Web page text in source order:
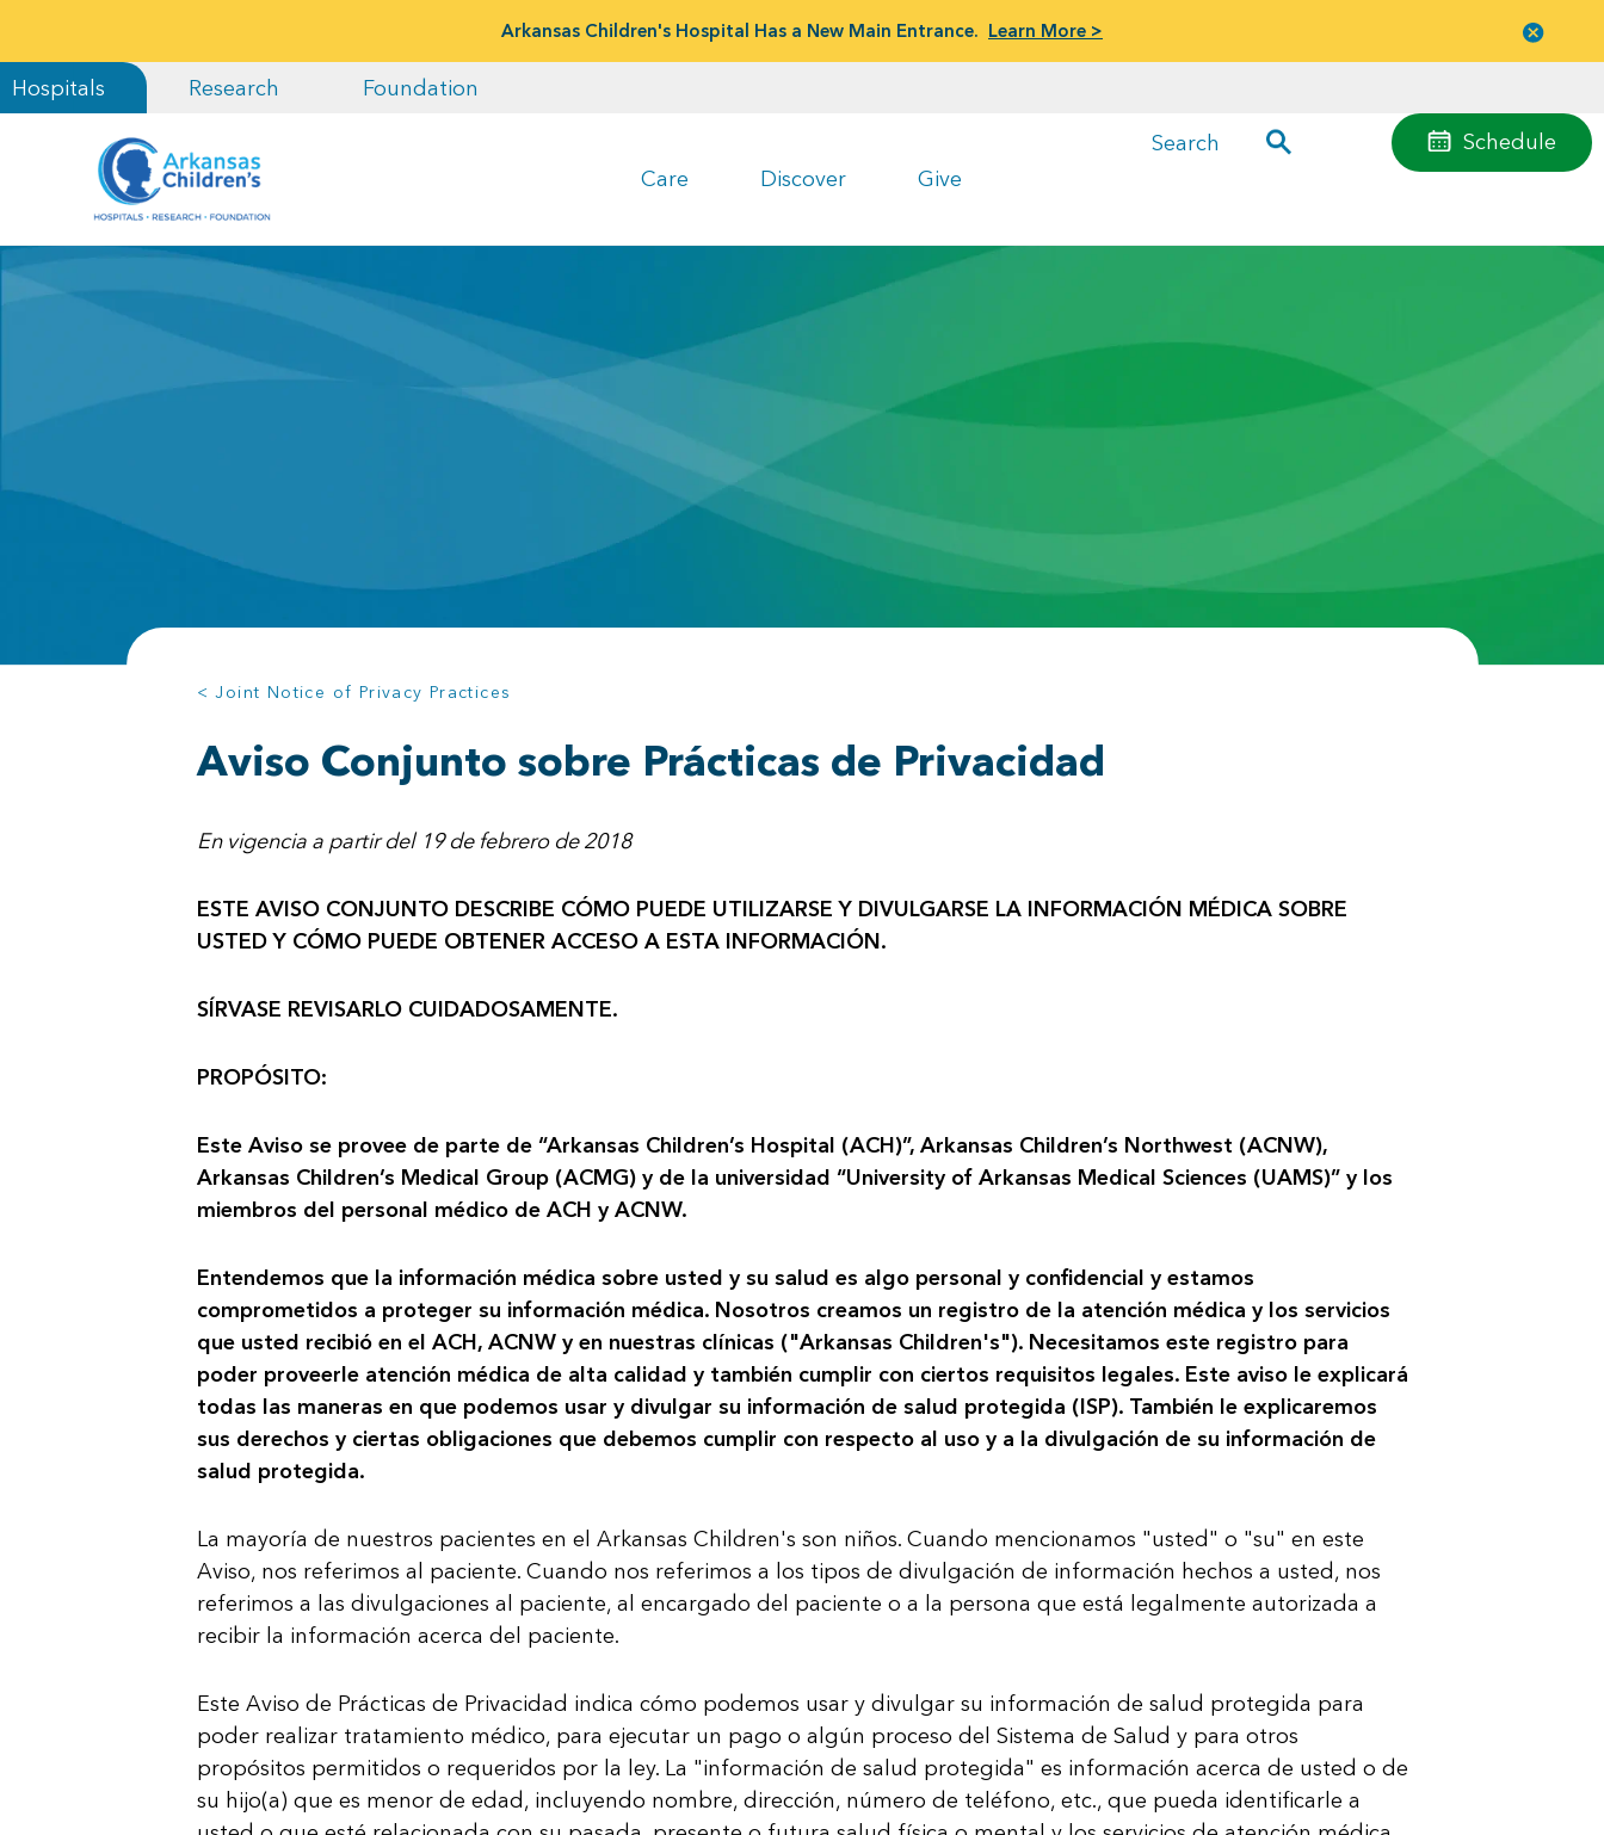
Arkansas Children's Hospital Has a New Main Entrance. Learn More >
Hospitals Research Foundation
Care Discover Give
Schedule
Search
menu
< Joint Notice of Privacy Practices
Aviso Conjunto sobre Prácticas de Privacidad
En vigencia a partir del 19 de febrero de 2018
ESTE AVISO CONJUNTO DESCRIBE CÓMO PUEDE UTILIZARSE Y DIVULGARSE LA INFORMACIÓN MÉDICA SOBRE
USTED Y CÓMO PUEDE OBTENER ACCESO A ESTA INFORMACIÓN.
SÍRVASE REVISARLO CUIDADOSAMENTE.
PROPÓSITO:
Este Aviso se provee de parte de “Arkansas Children’s Hospital (ACH)”, Arkansas Children’s Northwest (ACNW),
Arkansas Children’s Medical Group (ACMG) y de la universidad “University of Arkansas Medical Sciences (UAMS)” y los
miembros del personal médico de ACH y ACNW.
Entendemos que la información médica sobre usted y su salud es algo personal y confidencial y estamos
comprometidos a proteger su información médica. Nosotros creamos un registro de la atención médica y los servicios
que usted recibió en el ACH, ACNW y en nuestras clínicas ("Arkansas Children's"). Necesitamos este registro para
poder proveerle atención médica de alta calidad y también cumplir con ciertos requisitos legales. Este aviso le explicará
todas las maneras en que podemos usar y divulgar su información de salud protegida (ISP). También le explicaremos
sus derechos y ciertas obligaciones que debemos cumplir con respecto al uso y a la divulgación de su información de
salud protegida.
La mayoría de nuestros pacientes en el Arkansas Children's son niños. Cuando mencionamos "usted" o "su" en este
Aviso, nos referimos al paciente. Cuando nos referimos a los tipos de divulgación de información hechos a usted, nos
referimos a las divulgaciones al paciente, al encargado del paciente o a la persona que está legalmente autorizada a
recibir la información acerca del paciente.
Este Aviso de Prácticas de Privacidad indica cómo podemos usar y divulgar su información de salud protegida para
poder realizar tratamiento médico, para ejecutar un pago o algún proceso del Sistema de Salud y para otros
propósitos permitidos o requeridos por la ley. La "información de salud protegida" es información acerca de usted o de
su hijo(a) que es menor de edad, incluyendo nombre, dirección, número de teléfono, etc., que pueda identificarle a